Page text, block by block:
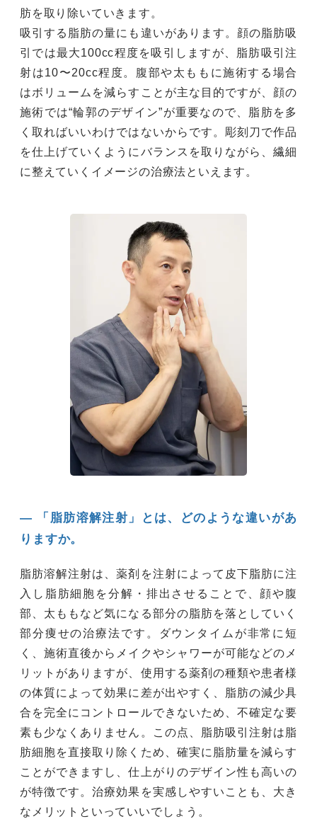
肪を取り除いていきます。
吸引する脂肪の量にも違いがあります。顔の脂肪吸
引では最大100cc程度を吸引しますが、脂肪吸引注
射は10〜20cc程度。腹部や太ももに施術する場合
はボリュームを減らすことが主な目的ですが、顔の
施術では“輪郭のデザイン”が重要なので、脂肪を多
く取ればいいわけではないからです。彫刻刀で作品
を仕上げていくようにバランスを取りながら、繊細
に整えていくイメージの治療法といえます。
― 「脂肪溶解注射」とは、どのような違いがあ
りますか。
脂肪溶解注射は、薬剤を注射によって皮下脂肪に注
入し脂肪細胞を分解・排出させることで、顔や腹
部、太ももなど気になる部分の脂肪を落としていく
部分痩せの治療法です。ダウンタイムが非常に短
く、施術直後からメイクやシャワーが可能などのメ
リットがありますが、使用する薬剤の種類や患者様
の体質によって効果に差が出やすく、脂肪の減少具
合を完全にコントロールできないため、不確定な要
素も少なくありません。この点、脂肪吸引注射は脂
肪細胞を直接取り除くため、確実に脂肪量を減らす
ことができますし、仕上がりのデザイン性も高いの
が特徴です。治療効果を実感しやすいことも、大き
なメリットといっていいでしょう。